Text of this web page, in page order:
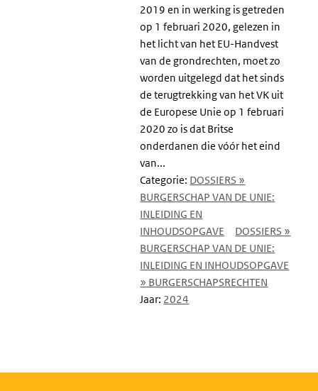
2019 en in werking is getreden
op 1 februari 2020, gelezen in
het licht van het EU-Handvest
van de grondrechten, moet zo
worden uitgelegd dat het sinds
de terugtrekking van het VK uit
de Europese Unie op 1 februari
2020 zo is dat Britse
onderdanen die vóór het eind
van...
Categorie: DOSSIERS »
BURGERSCHAP VAN DE UNIE:
INLEIDING EN
INHOUDSOPGAVE
DOSSIERS »
BURGERSCHAP VAN DE UNIE:
INLEIDING EN INHOUDSOPGAVE
» BURGERSCHAPSRECHTEN
Jaar: 2024